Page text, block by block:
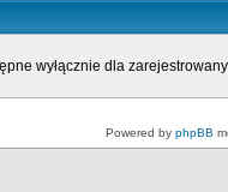
wyłącznie dla
Powered by phpBB